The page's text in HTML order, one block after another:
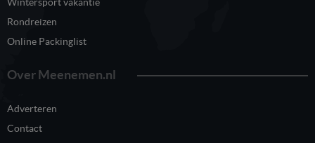
Rondreizen
Online Packinglist
Over Meenemen.nl
Adverteren
Contact